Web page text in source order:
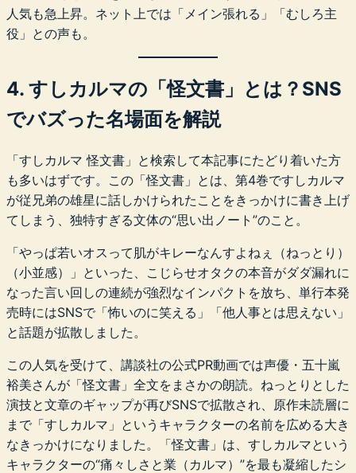
人気も急上昇。ネット上では「メイン張れる」「むしろ主
役」との声も。
4. すしカルマの「怪文書」とは？SNS
でバズった名場面を解説
「すしカルマ 怪文書」と検索して本記事にたどり着いた方
も多いはずです。この「怪文書」とは、第4巻ですしカルマ
が従兄弟の雄星に話しかけられたことをきっかけに書き上げ
てしまう、独特すぎる文体の“思い出ノート”のこと。
「やっぱ若いオスって肌がキレーなんすよねぇ（ねっとり）
（小並感）」といった、こじらせオタクの本音がダダ漏れに
なった言い回しの連続が強烈なインパクトを放ち、単行本発
売時にはSNSで「怖いのに笑える」「他人事とは思えない」
と話題が拡散しました。
この人気を受けて、講談社の公式PR動画では声優・五十嵐
裕美さんが「怪文書」全文をまさかの朗読。ねっとりとした
演技と文章のギャップが再びSNSで拡散され、原作未読層に
まで「すしカルマ」というキャラクターの名前を広める大き
なきっかけになりました。「怪文書」は、すしカルマという
キャラクターの“痛々しさと業（カルマ）”を最も凝縮したシ